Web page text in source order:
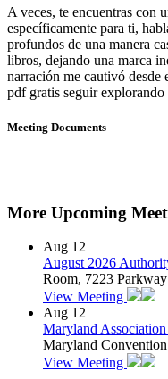
A veces, te encuentras con
específicamente para ti,
profundos de una manera
libros, dejando una marca
narración me cautivó
pdf gratis seguir explorando
Meeting Documents
More Upcoming
Aug 12
August 2026
Room, 7223
View Meeting
Aug 12
Maryland
Maryland
View Meeting